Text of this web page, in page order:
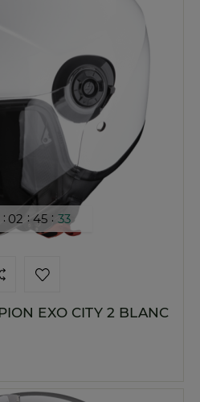
: 02 : 45 : 32
EXO CITY 2 BLANC